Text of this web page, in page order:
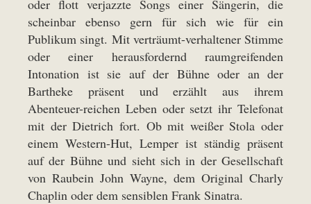
oder flott verjazzte Songs einer Sängerin, die
scheinbar ebenso gern für sich wie für ein
Publikum singt. Mit verträumt-verhaltener Stimme
oder einer herausfordernd raumgreifenden
Intonation ist sie auf der Bühne oder an der
Bartheke präsent und erzählt aus ihrem
Abenteuer-reichen Leben oder setzt ihr Telefonat
mit der Dietrich fort. Ob mit weißer Stola oder
einem Western-Hut, Lemper ist ständig präsent
auf der Bühne und sieht sich in der Gesellschaft
von Raubein John Wayne, dem Original Charly
Chaplin oder dem sensiblen Frank Sinatra.